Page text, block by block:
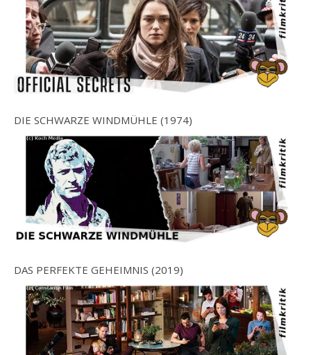
DIE SCHWARZE WINDMÜHLE (1974)
DAS PERFEKTE GEHEIMNIS (2019)